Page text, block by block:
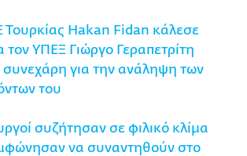
Hakan Fidan κάλεσε
τον ΥΠΕΞ Γιώργο Γεραπετρίτη
συνεχάρη για την ανάληψη των
του
συζήτησαν σε φιλικό κλίμα
να συναντηθούν στο